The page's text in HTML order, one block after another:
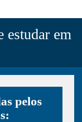
estudar em
pelos